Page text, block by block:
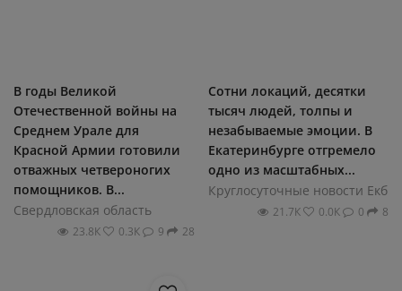
В годы Великой
Отечественной войны на
Среднем Урале для
Красной Армии готовили
отважных четвероногих
помощников. В...
Свердловская область
23.8К 0.3К 9 28
Сотни локаций, десятки
тысяч людей, толпы и
незабываемые эмоции. В
Екатеринбурге отгремело
одно из масштабных...
Круглосуточные новости Екб
21.7К 0.0К 0 8